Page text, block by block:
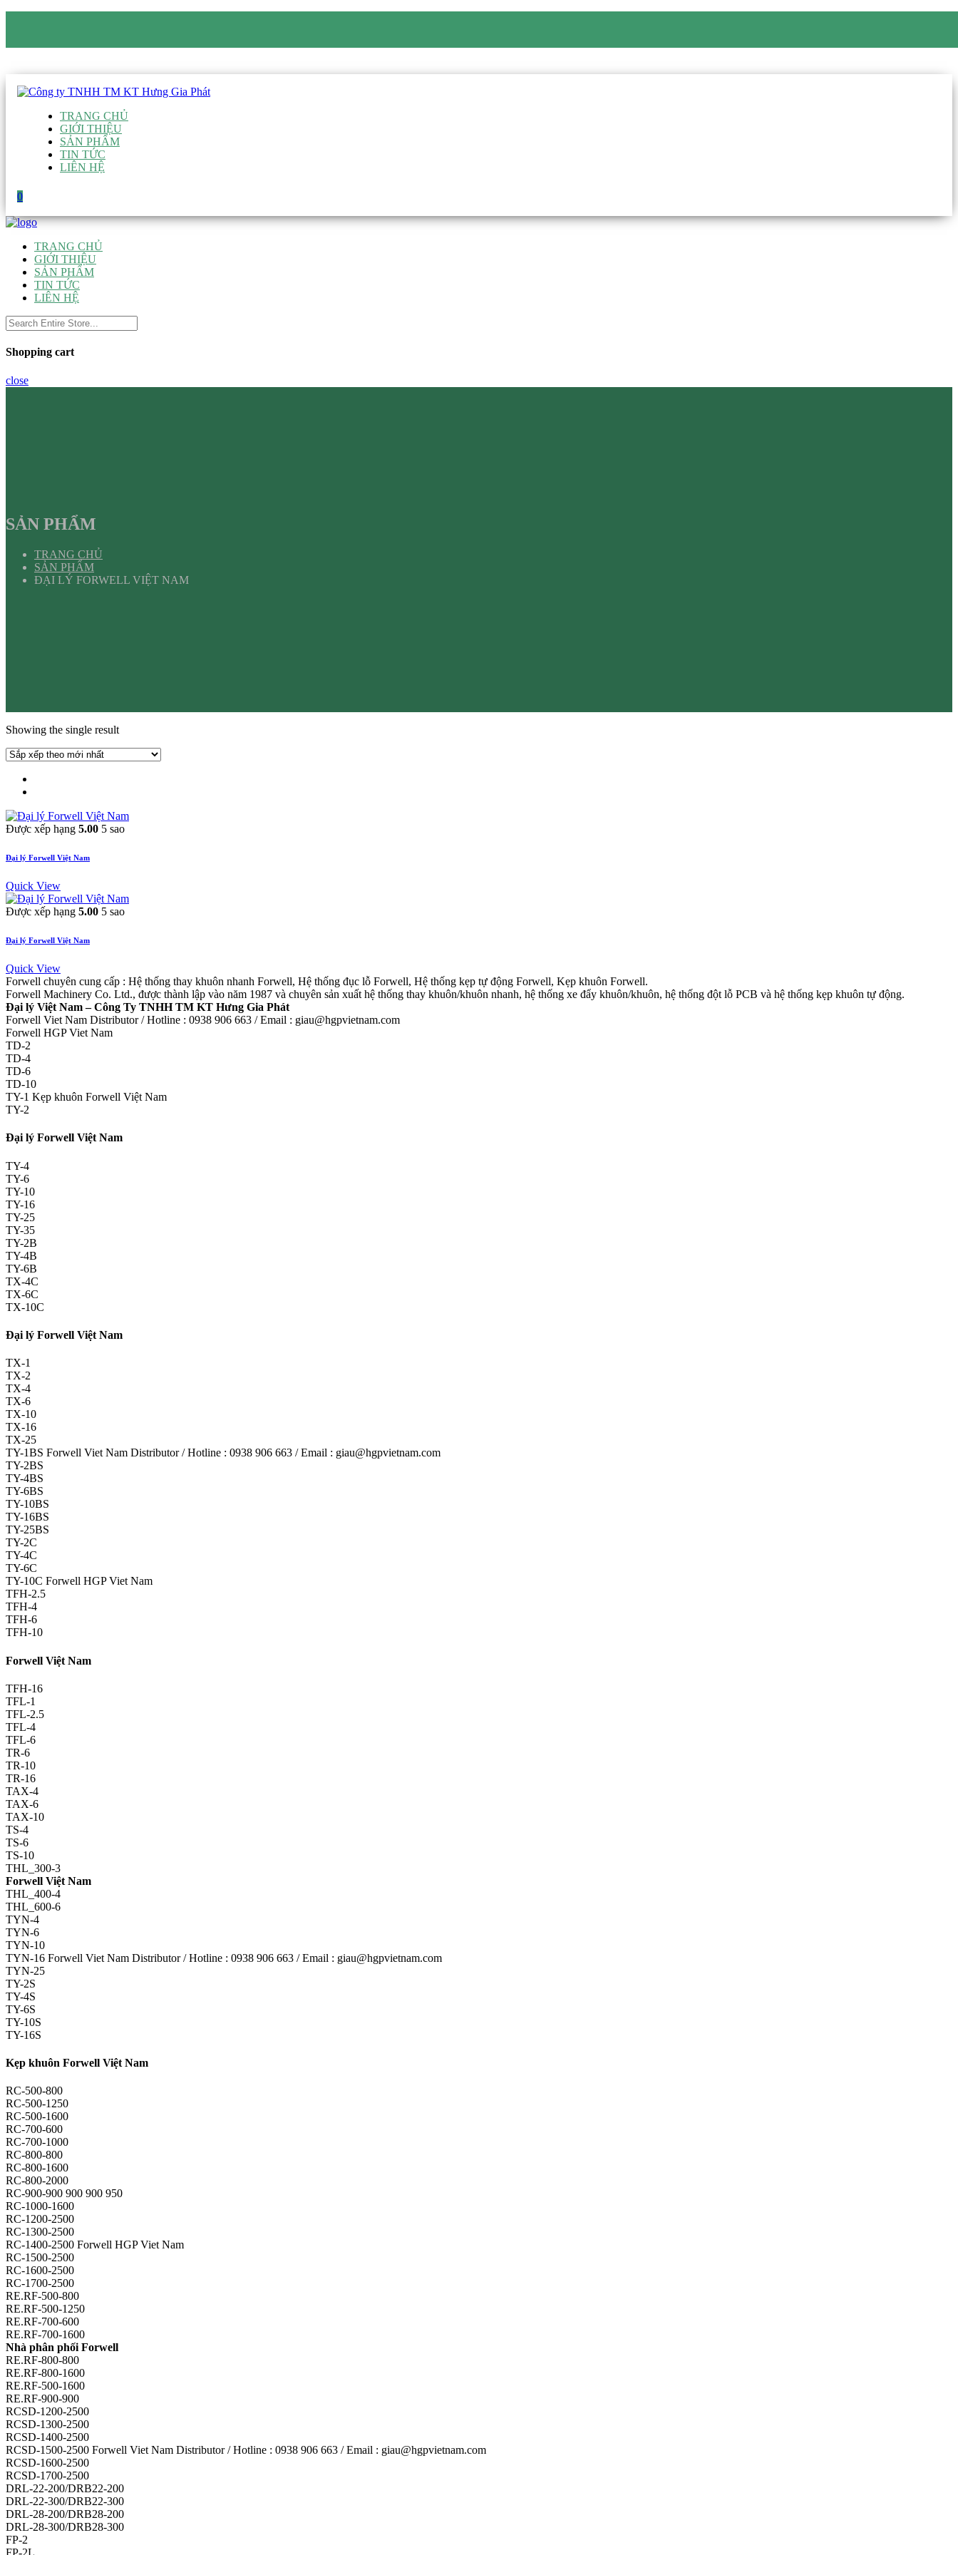
TRANG CHỦ
GIỚI THIỆU
SẢN PHẨM
TIN TỨC
LIÊN HỆ
0
TRANG CHỦ
GIỚI THIỆU
SẢN PHẨM
TIN TỨC
LIÊN HỆ
Shopping cart
close
SẢN PHẨM
TRANG CHỦ
SẢN PHẨM
ĐẠI LÝ FORWELL VIỆT NAM
Showing the single result
Được xếp hạng 5.00 5 sao
Đại lý Forwell Việt Nam
Quick View
Được xếp hạng 5.00 5 sao
Đại lý Forwell Việt Nam
Quick View
Forwell chuyên cung cấp : Hệ thống thay khuôn nhanh Forwell, Hệ thống đục lỗ Forwell, Hệ thống kẹp tự động Forwell, Kẹp khuôn Forwell.
Forwell Machinery Co. Ltd., được thành lập vào năm 1987 và chuyên sản xuất hệ thống thay khuôn/khuôn nhanh, hệ thống xe đẩy khuôn/khuôn, hệ thống đột lỗ PCB và hệ thống kẹp khuôn tự động.
Đại lý Việt Nam – Công Ty TNHH TM KT Hưng Gia Phát
Forwell Viet Nam Distributor / Hotline : 0938 906 663 / Email : giau@hgpvietnam.com
Forwell HGP Viet Nam
TD-2
TD-4
TD-6
TD-10
TY-1 Kẹp khuôn Forwell Việt Nam
TY-2
Đại lý Forwell Việt Nam
TY-4
TY-6
TY-10
TY-16
TY-25
TY-35
TY-2B
TY-4B
TY-6B
TX-4C
TX-6C
TX-10C
Đại lý Forwell Việt Nam
TX-1
TX-2
TX-4
TX-6
TX-10
TX-16
TX-25
TY-1BS Forwell Viet Nam Distributor / Hotline : 0938 906 663 / Email : giau@hgpvietnam.com
TY-2BS
TY-4BS
TY-6BS
TY-10BS
TY-16BS
TY-25BS
TY-2C
TY-4C
TY-6C
TY-10C Forwell HGP Viet Nam
TFH-2.5
TFH-4
TFH-6
TFH-10
Forwell Việt Nam
TFH-16
TFL-1
TFL-2.5
TFL-4
TFL-6
TR-6
TR-10
TR-16
TAX-4
TAX-6
TAX-10
TS-4
TS-6
TS-10
THL_300-3
Forwell Việt Nam
THL_400-4
THL_600-6
TYN-4
TYN-6
TYN-10
TYN-16 Forwell Viet Nam Distributor / Hotline : 0938 906 663 / Email : giau@hgpvietnam.com
TYN-25
TY-2S
TY-4S
TY-6S
TY-10S
TY-16S
Kẹp khuôn Forwell Việt Nam
RC-500-800
RC-500-1250
RC-500-1600
RC-700-600
RC-700-1000
RC-800-800
RC-800-1600
RC-800-2000
RC-900-900 900 900 950
RC-1000-1600
RC-1200-2500
RC-1300-2500
RC-1400-2500 Forwell HGP Viet Nam
RC-1500-2500
RC-1600-2500
RC-1700-2500
RE.RF-500-800
RE.RF-500-1250
RE.RF-700-600
RE.RF-700-1600
Nhà phân phối Forwell
RE.RF-800-800
RE.RF-800-1600
RE.RF-500-1600
RE.RF-900-900
RCSD-1200-2500
RCSD-1300-2500
RCSD-1400-2500
RCSD-1500-2500 Forwell Viet Nam Distributor / Hotline : 0938 906 663 / Email : giau@hgpvietnam.com
RCSD-1600-2500
RCSD-1700-2500
DRL-22-200/DRB22-200
DRL-22-300/DRB22-300
DRL-28-200/DRB28-200
DRL-28-300/DRB28-300
FP-2